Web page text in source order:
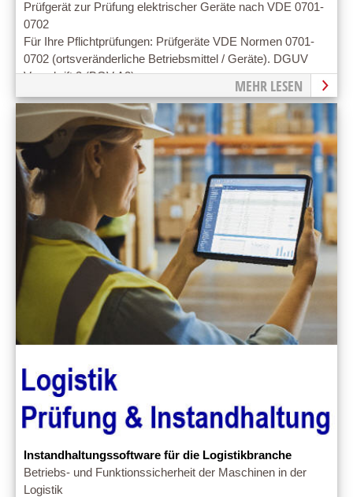
Prüfgerät zur Prüfung elektrischer Geräte nach VDE 0701-
0702
Für Ihre Pflichtprüfungen: Prüfgeräte VDE Normen 0701-
0702 (ortsveränderliche Betriebsmittel / Geräte). DGUV
Vorschrift 3 (BGV A3)
MEHR LESEN
Instandhaltungssoftware für die Logistikbranche
Betriebs- und Funktionssicherheit der Maschinen in der
Logistik